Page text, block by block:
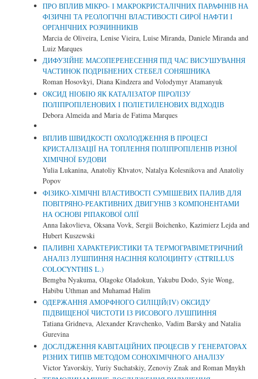
ПРО ВПЛИВ МІКРО- І МАКРОКРИСТАЛІЧНИХ ПАРАФІНІВ НА
ФІЗИЧНІ ТА РЕОЛОГІЧНІ ВЛАСТИВОСТІ СИРОЇ НАФТИ І
ОРГАНІЧНИХ РОЗЧИННИКІВ
Marcia de Oliveira, Lenise Vieira, Luise Miranda, Daniele Miranda and
Luiz Marques
ДИФУЗІЙНЕ МАСОПЕРЕНЕСЕННЯ ПІД ЧАС ВИСУШУВАННЯ
ЧАСТИНОК ПОДРІБНЕНИХ СТЕБЕЛ СОНЯШНИКА
Roman Hosovkyi, Diana Kindzera and Volodymyr Atamanyuk
ОКСИД НІОБІЮ ЯК КАТАЛІЗАТОР ПІРОЛІЗУ
ПОЛІПРОПІЛЕНОВИХ І ПОЛІЕТИЛЕНОВИХ ВІДХОДІВ
Debora Almeida and Maria de Fatima Marques
ВПЛИВ ШВИДКОСТІ ОХОЛОДЖЕННЯ В ПРОЦЕСІ
КРИСТАЛІЗАЦІЇ НА ТОПЛЕННЯ ПОЛІПРОПІЛЕНІВ РІЗНОЇ
ХІМІЧНОЇ БУДОВИ
Yulia Lukanina, Anatoliy Khvatov, Natalya Kolesnikova and Anatoliy
Popov
ФІЗИКО-ХІМІЧНІ ВЛАСТИВОСТІ СУМІШЕВИХ ПАЛИВ ДЛЯ
ПОВІТРЯНО-РЕАКТИВНИХ ДВИГУНІВ З КОМПОНЕНТАМИ
НА ОСНОВІ РІПАКОВОЇ ОЛІЇ
Anna Iakovlieva, Oksana Vovk, Sergii Boichenko, Kazimierz Lejda and
Hubert Kuszewski
ПАЛИВНІ ХАРАКТЕРИСТИКИ ТА ТЕРМОГРАВІМЕТРИЧНИЙ
АНАЛІЗ ЛУШПИННЯ НАСІННЯ КОЛОЦИНТУ (CITRILLUS
COLOCYNTHIS L.)
Bemgba Nyakuma, Olagoke Oladokun, Yakubu Dodo, Syie Wong,
Habibu Uthman and Muhamad Halim
ОДЕРЖАННЯ АМОРФНОГО СИЛІЦІЙ(IV) ОКСИДУ
ПІДВИЩЕНОЇ ЧИСТОТИ ІЗ РИСОВОГО ЛУШПИННЯ
Tatiana Gridneva, Alexander Kravchenko, Vadim Barsky and Natalia
Gurevina
ДОСЛІДЖЕННЯ КАВІТАЦІЙНИХ ПРОЦЕСІВ У ГЕНЕРАТОРАХ
РІЗНИХ ТИПІВ МЕТОДОМ СОНОХІМІЧНОГО АНАЛІЗУ
Victor Yavorskiy, Yuriy Suchatskiy, Zenoviy Znak and Roman Mnykh